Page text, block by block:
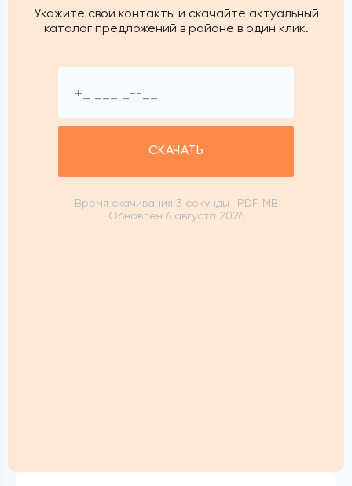
Укажите свои контакты и скачайте актуальный
каталог предложений в районе в один клик.
СКАЧАТЬ
Время скачивания 3 секунды
PDF, MB
Обновлен 6 августа 2026